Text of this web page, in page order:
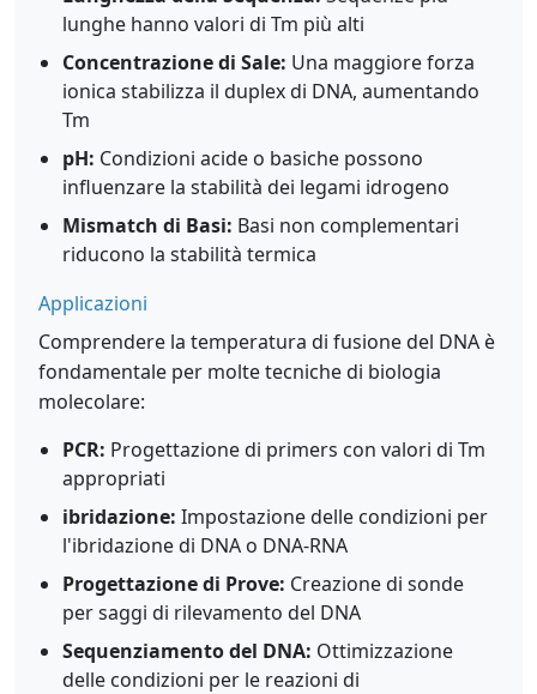
lunghe hanno valori di Tm più alti
Concentrazione di Sale: Una maggiore forza
ionica stabilizza il duplex di DNA, aumentando
Tm
pH: Condizioni acide o basiche possono
influenzare la stabilità dei legami idrogeno
Mismatch di Basi: Basi non complementari
riducono la stabilità termica
Applicazioni
Comprendere la temperatura di fusione del DNA è
fondamentale per molte tecniche di biologia
molecolare:
PCR: Progettazione di primers con valori di Tm
appropriati
ibridazione: Impostazione delle condizioni per
l'ibridazione di DNA o DNA-RNA
Progettazione di Prove: Creazione di sonde
per saggi di rilevamento del DNA
Sequenziamento del DNA: Ottimizzazione
delle condizioni per le reazioni di